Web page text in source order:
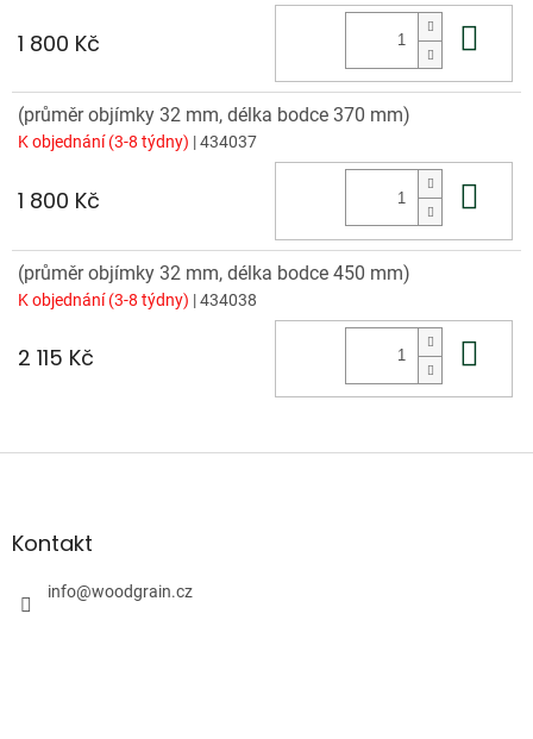
1 800 Kč
(průměr objímky 32 mm, délka bodce 370 mm)
K objednání (3-8 týdny) | 434037
1 800 Kč
(průměr objímky 32 mm, délka bodce 450 mm)
K objednání (3-8 týdny) | 434038
2 115 Kč
Z
aKontakt
info@woodgrain.cz